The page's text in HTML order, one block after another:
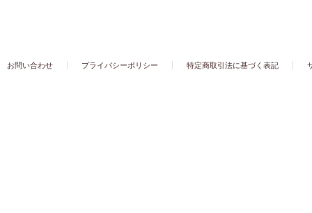
お問い合わせ プライバシーポリシー 特定商取引法に基づく表記